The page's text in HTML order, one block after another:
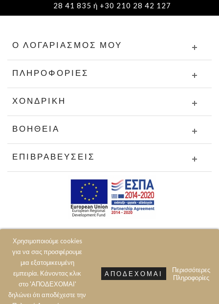
Χρησιμοποιούμε cookies
για να σας προσφέρουμε
μια εξατομικευμένη
εμπειρία. Κάνοντας κλικ
στο 'ΑΠΟΔΕΧΟΜΑΙ'
δηλώνει ότι αποδέχεστε την
ΑΠΟΔΈΧΟΜΑΙ
Περισσότερες
Πληροφορίες
28 41 835 ή +30 210 28 42 127
Ο ΛΟΓΑΡΙΑΣΜΌΣ ΜΟΥ
ΠΛΗΡΟΦΟΡΊΕΣ
ΧΟΝΔΡΙΚΉ
ΒΟΉΘΕΙΑ
ΕΠΙΒΡΑΒΕΎΣΕΙΣ
© 2020 JOIN CLOTHES SA. ALL RIGHTS RESERVED